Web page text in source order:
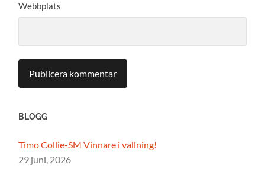
Webbplats
BLOGG
Timo Collie-SM Vinnare i vallning!
29 juni, 2026